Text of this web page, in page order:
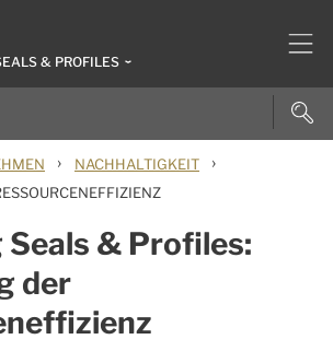
& PROFILES
› NACHHALTIGKEIT ›
& Profiles:
der